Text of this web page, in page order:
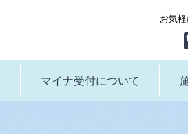
お気
マイナ受付について